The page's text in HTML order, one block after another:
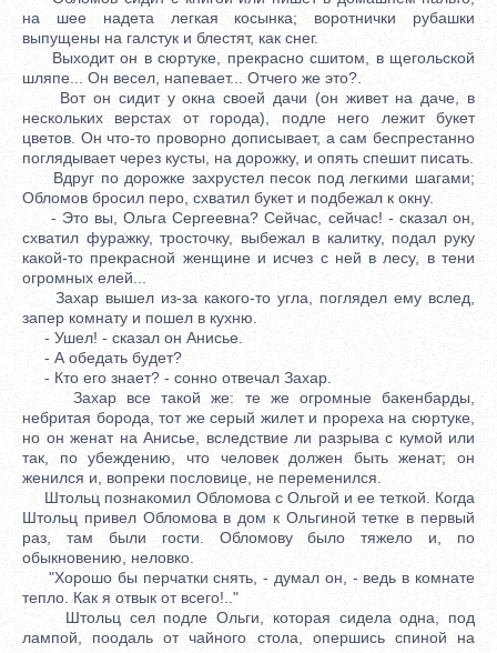
на шее надета легкая косынка; воротнички рубашки
выпущены на галстук и блестят, как снег.
Выходит он в сюртуке, прекрасно сшитом, в щегольской
шляпе... Он весел, напевает... Отчего же это?.
Вот он сидит у окна своей дачи (он живет на даче, в
нескольких верстах от города), подле него лежит букет
цветов. Он что-то проворно дописывает, а сам беспрестанно
поглядывает через кусты, на дорожку, и опять спешит писать.
Вдруг по дорожке захрустел песок под легкими шагами;
Обломов бросил перо, схватил букет и подбежал к окну.
- Это вы, Ольга Сергеевна? Сейчас, сейчас! - сказал он,
схватил фуражку, тросточку, выбежал в калитку, подал руку
какой-то прекрасной женщине и исчез с ней в лесу, в тени
огромных елей...
Захар вышел из-за какого-то угла, поглядел ему вслед,
запер комнату и пошел в кухню.
- Ушел! - сказал он Анисье.
- А обедать будет?
- Кто его знает? - сонно отвечал Захар.
Захар все такой же: те же огромные бакенбарды,
небритая борода, тот же серый жилет и прореха на сюртуке,
но он женат на Анисье, вследствие ли разрыва с кумой или
так, по убеждению, что человек должен быть женат; он
женился и, вопреки пословице, не переменился.
Штольц познакомил Обломова с Ольгой и ее теткой. Когда
Штольц привел Обломова в дом к Ольгиной тетке в первый
раз, там были гости. Обломову было тяжело и, по
обыкновению, неловко.
"Хорошо бы перчатки снять, - думал он, - ведь в комнате
тепло. Как я отвык от всего!.."
Штольц сел подле Ольги, которая сидела одна, под
лампой, поодаль от чайного стола, опершись спиной на